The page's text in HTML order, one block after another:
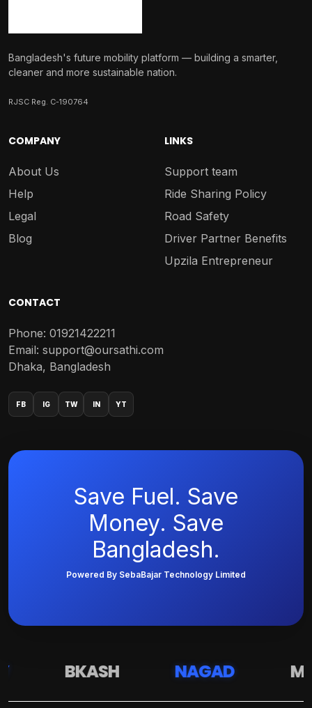
Bangladesh's future mobility platform — building a smarter,
cleaner and more sustainable nation.
RJSC Reg. C-190764
COMPANY
About Us
Help
Legal
Blog
LINKS
Support team
Ride Sharing Policy
Road Safety
Driver Partner Benefits
Upzila Entrepreneur
CONTACT
Phone: 01921422211
Email: support@oursathi.com
Dhaka, Bangladesh
FB IG TW IN YT
Save Fuel. Save
Money. Save
Bangladesh.
Powered By SebaBajar Technology Limited
BKASH NAGAD